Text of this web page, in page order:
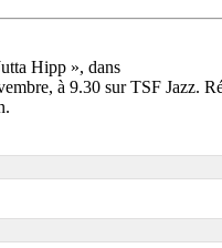
Hipp », dans
à 9.30 sur TSF Jazz.